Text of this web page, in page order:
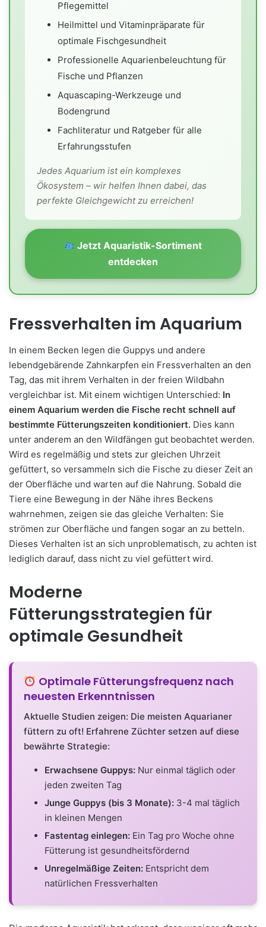
Pflegemittel
Heilmittel und Vitaminpräparate für
optimale Fischgesundheit
Professionelle Aquarienbeleuchtung für
Fische und Pflanzen
Aquascaping-Werkzeuge und
Bodengrund
Fachliteratur und Ratgeber für alle
Erfahrungsstufen
Jedes Aquarium ist ein komplexes
Ökosystem – wir helfen Ihnen dabei, das
perfekte Gleichgewicht zu erreichen!
Jetzt Aquaristik-Sortiment
entdecken
Fressverhalten im Aquarium
In einem Becken legen die Guppys und andere
lebendgebärende Zahnkarpfen ein Fressverhalten an den
Tag, das mit ihrem Verhalten in der freien Wildbahn
vergleichbar ist. Mit einem wichtigen Unterschied: In
einem Aquarium werden die Fische recht schnell auf
bestimmte Fütterungszeiten konditioniert. Dies kann
unter anderem an den Wildfängen gut beobachtet werden.
Wird es regelmäßig und stets zur gleichen Uhrzeit
gefüttert, so versammeln sich die Fische zu dieser Zeit an
der Oberfläche und warten auf die Nahrung. Sobald die
Tiere eine Bewegung in der Nähe ihres Beckens
wahrnehmen, zeigen sie das gleiche Verhalten: Sie
strömen zur Oberfläche und fangen sogar an zu betteln.
Dieses Verhalten ist an sich unproblematisch, zu achten ist
lediglich darauf, dass nicht zu viel gefüttert wird.
Moderne
Fütterungsstrategien für
optimale Gesundheit
Optimale Fütterungsfrequenz nach
neuesten Erkenntnissen
Aktuelle Studien zeigen: Die meisten Aquarianer
füttern zu oft! Erfahrene Züchter setzen auf diese
bewährte Strategie:
Erwachsene Guppys: Nur einmal täglich oder
jeden zweiten Tag
Junge Guppys (bis 3 Monate): 3-4 mal täglich
in kleinen Mengen
Fastentag einlegen: Ein Tag pro Woche ohne
Fütterung ist gesundheitsfördernd
Unregelmäßige Zeiten: Entspricht dem
natürlichen Fressverhalten